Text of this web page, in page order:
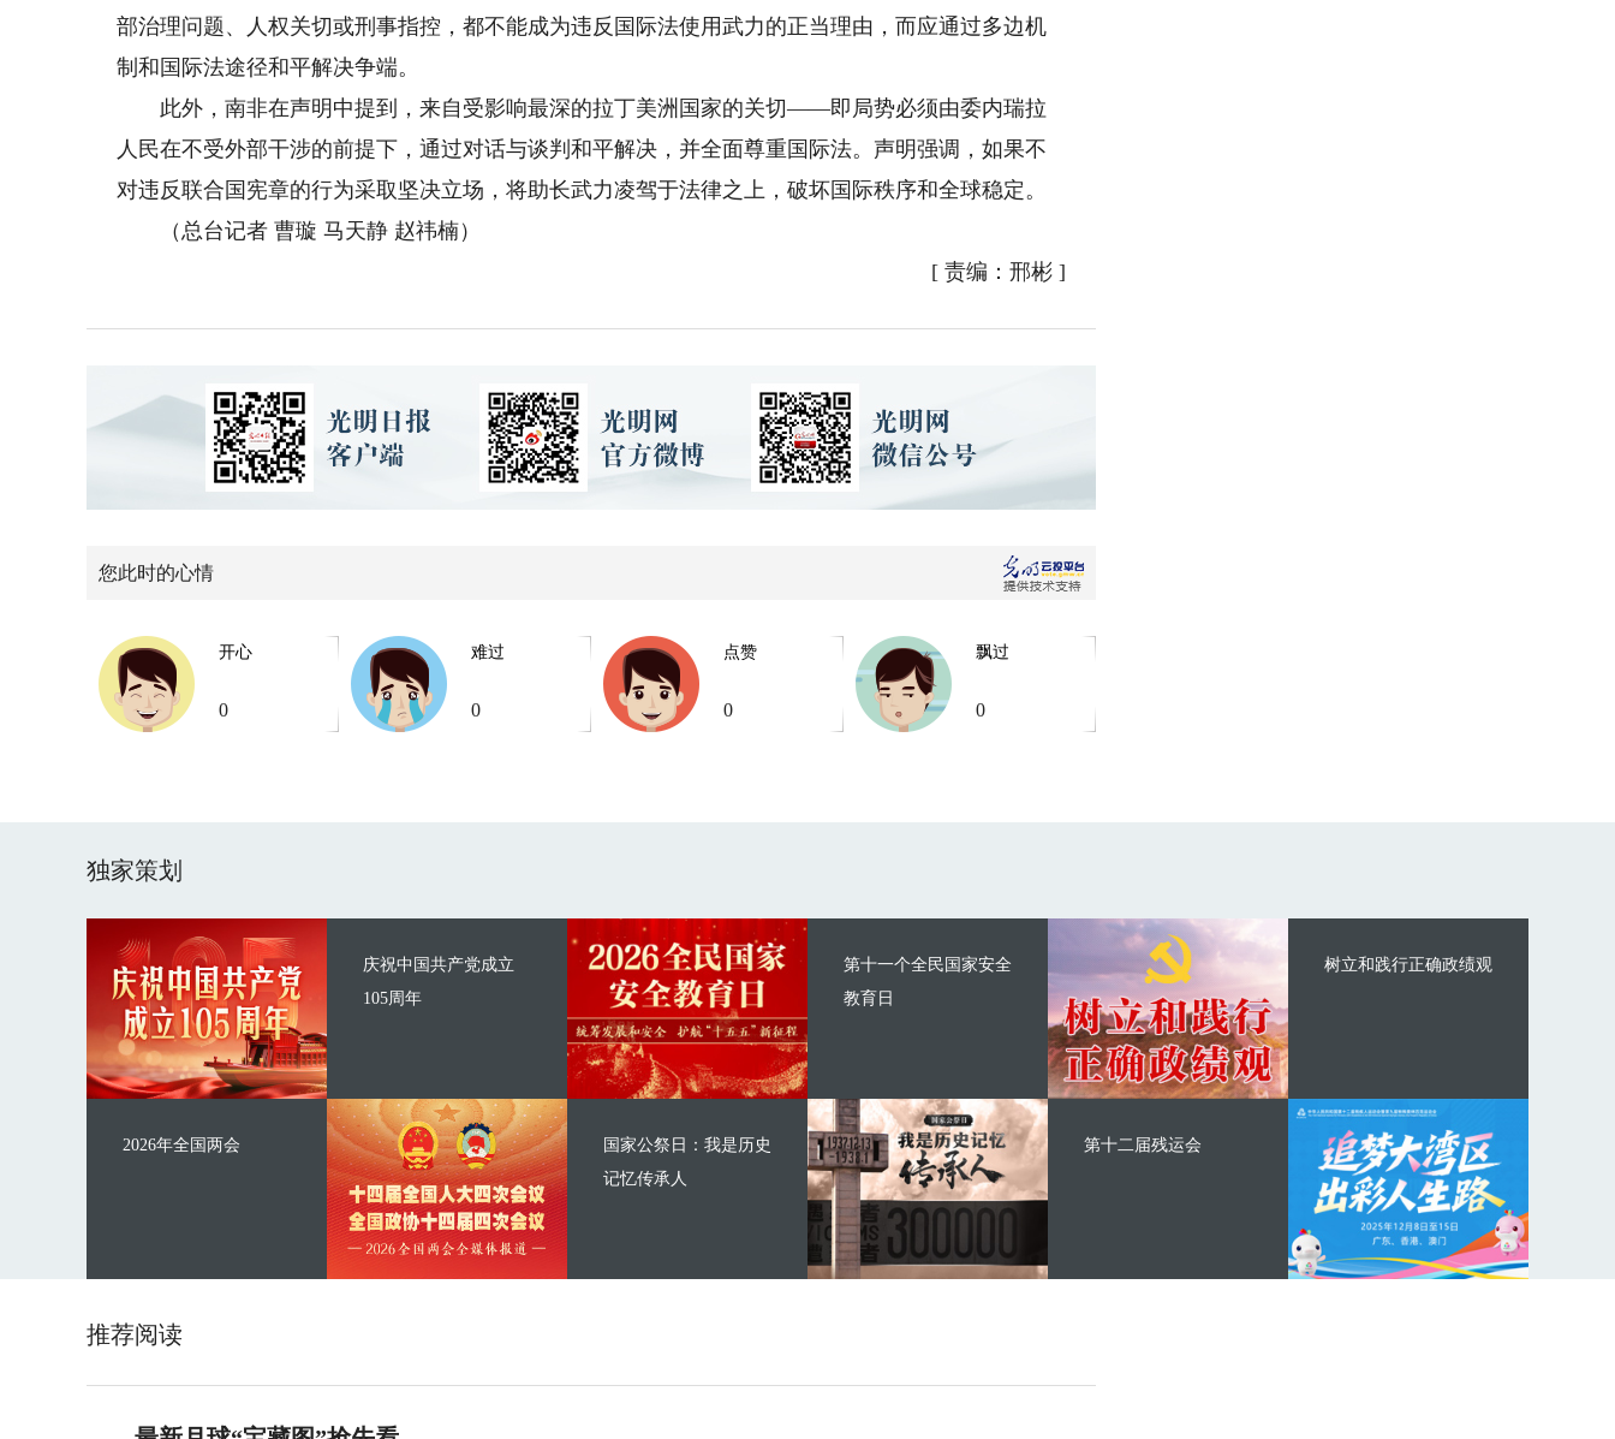
部治理问题、人权关切或刑事指控，都不能成为违反国际法使用武力的正当理由，而应通过多边机
制和国际法途径和平解决争端。
此外，南非在声明中提到，来自受影响最深的拉丁美洲国家的关切——即局势必须由委内瑞拉
人民在不受外部干涉的前提下，通过对话与谈判和平解决，并全面尊重国际法。声明强调，如果不
对违反联合国宪章的行为采取坚决立场，将助长武力凌驾于法律之上，破坏国际秩序和全球稳定。
（总台记者 曹璇 马天静 赵祎楠）
[ 责编：邢彬 ]
您此时的心情
开心
0
难过
0
点赞
0
飘过
0
独家策划
庆祝中国共产党成立
105周年
2026年全国两会
第十一个全民国家安全
教育日
国家公祭日：我是历史
记忆传承人
树立和践行正确政绩观
第十二届残运会
推荐阅读